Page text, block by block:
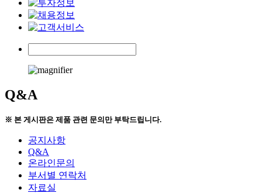
Q&A
※ 본 게시판은 제품 관련 문의만 부탁드립니다.
공지사항
Q&A
온라인문의
부서별 연락처
자료실